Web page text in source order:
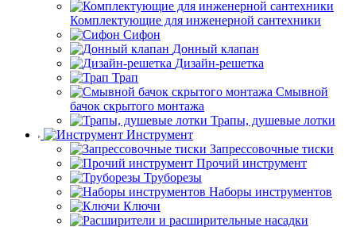
Комплектующие для инженерной сантехники
Сифон
Донный клапан
Дизайн-решетка
Трап
Смывной
бачок скрытого монтажа
Трапы, душевые лотки
Инструмент
Запрессовочные тиски
Прочий инструмент
Труборезы
Наборы инструментов
Ключи